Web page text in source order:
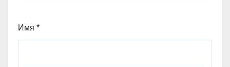
Имя *